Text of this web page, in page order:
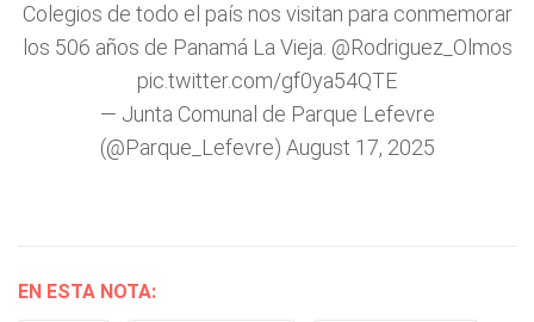
Colegios de todo el país nos visitan para conmemorar
los 506 años de Panamá La Vieja. @Rodriguez_Olmos
pic.twitter.com/gf0ya54QTE
— Junta Comunal de Parque Lefevre
(@Parque_Lefevre) August 17, 2025
EN ESTA NOTA: